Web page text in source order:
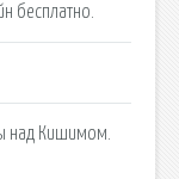
бесплатно.
над Кишимом.